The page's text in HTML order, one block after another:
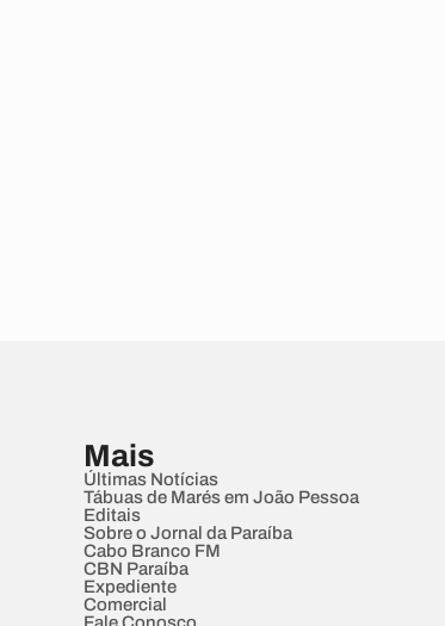
Mais
Últimas Notícias
Tábuas de Marés em João Pessoa
Editais
Sobre o Jornal da Paraíba
Cabo Branco FM
CBN Paraíba
Expediente
Comercial